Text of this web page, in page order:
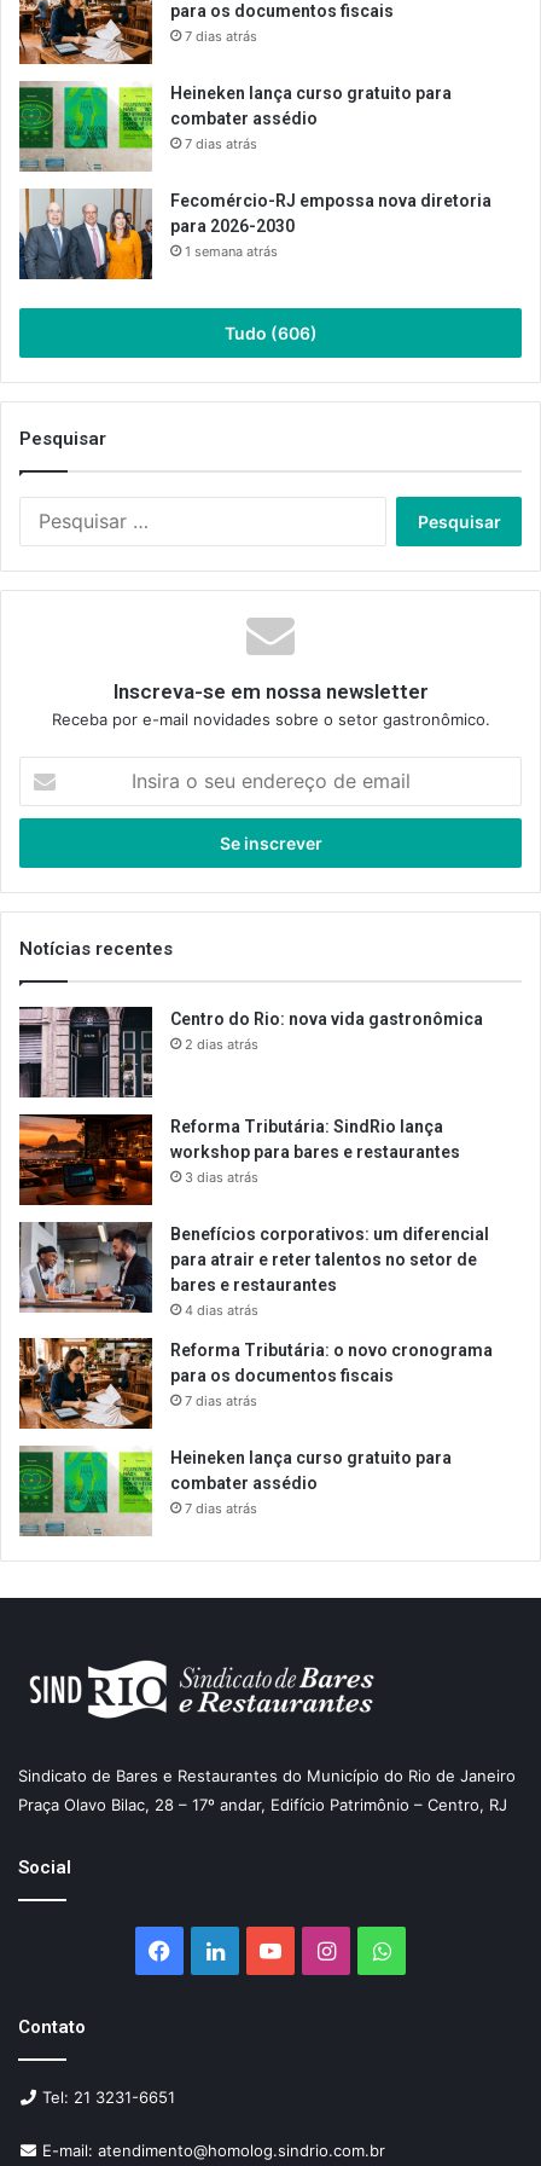
para os documentos fiscais
7 dias atrás
Heineken lança curso gratuito para
combater assédio
7 dias atrás
Fecomércio-RJ empossa nova diretoria
para 2026-2030
1 semana atrás
Tudo (606)
Pesquisar
Inscreva-se em nossa newsletter
Receba por e-mail novidades sobre o setor gastronômico.
seu
de
email
Notícias recentes
Centro do Rio: nova vida gastronômica
2 dias atrás
Reforma Tributária: SindRio lança
workshop para bares e restaurantes
3 dias atrás
Benefícios corporativos: um diferencial
para atrair e reter talentos no setor de
bares e restaurantes
4 dias atrás
Reforma Tributária: o novo cronograma
para os documentos fiscais
7 dias atrás
Heineken lança curso gratuito para
combater assédio
7 dias atrás
Sindicato de Bares e Restaurantes do Município do Rio de Janeiro
Praça Olavo Bilac, 28 – 17º andar, Edifício Patrimônio – Centro, RJ
Social
Facebook
LinkedinYouTubeInstagramWhatsApp
Contato
Tel: 21 3231-6651
E-mail: atendimento@homolog.sindrio.com.br